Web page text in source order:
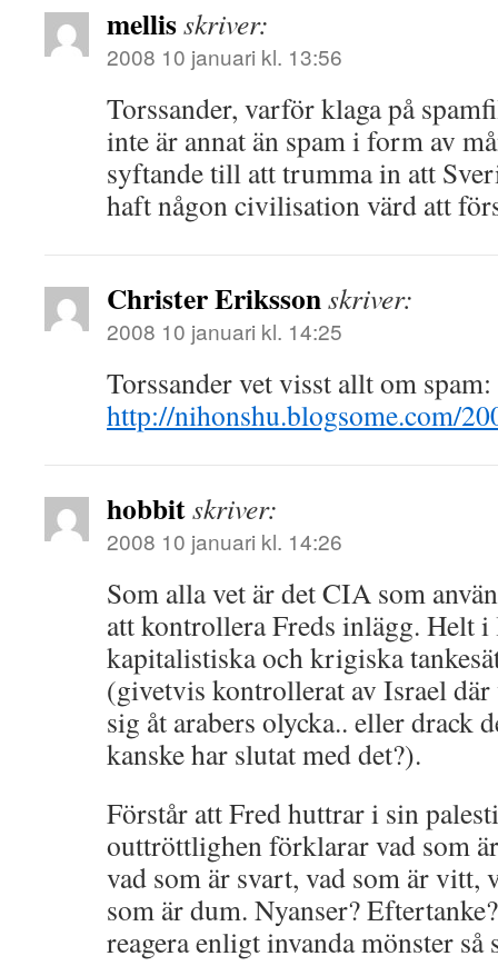
mellisskriver:
2008 10 januari kl. 13:56
Torssander, varför klaga på
inte är annat än spam i form av
syftande till att trumma in att
haft någon civilisation värd att
Christer Erikssonskriver:
2008 10 januari kl. 14:25
Torssander vet visst allt om spam:
http://nihonshu.blogsome.com/
hobbitskriver:
2008 10 januari kl. 14:26
Som alla vet är det CIA som
att kontrollera Freds inlägg. Helt
kapitalistiska och krigiska
(givetvis kontrollerat av Israel
sig åt arabers olycka.. eller drack
kanske har slutat med det?).
Förstår att Fred huttrar i sin
outtröttlighen förklarar vad som
vad som är svart, vad som är vitt,
som är dum. Nyanser?
reagera enligt invanda mönster